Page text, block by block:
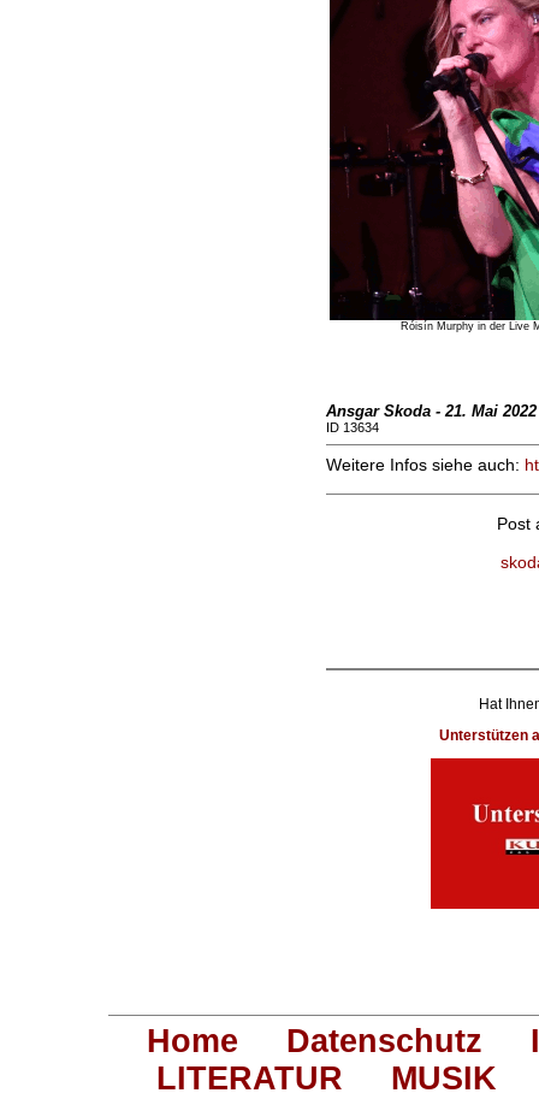
Róisín Murphy in der Live
Ansgar Skoda - 21. Mai 2022
ID 13634
Weitere Infos siehe auch:
Post
Hat
Unterstützen
Home Datenschutz
LITERATUR
MUSIK